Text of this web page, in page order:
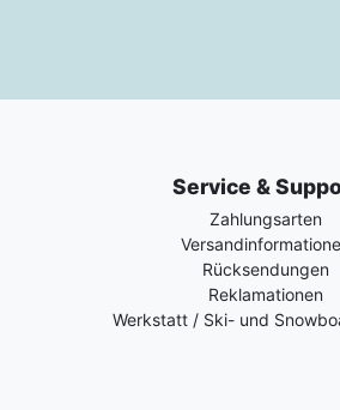
Service &
Zahlungsarten
Rücksendungen
Reklamationen
Werkstatt / Ski- und